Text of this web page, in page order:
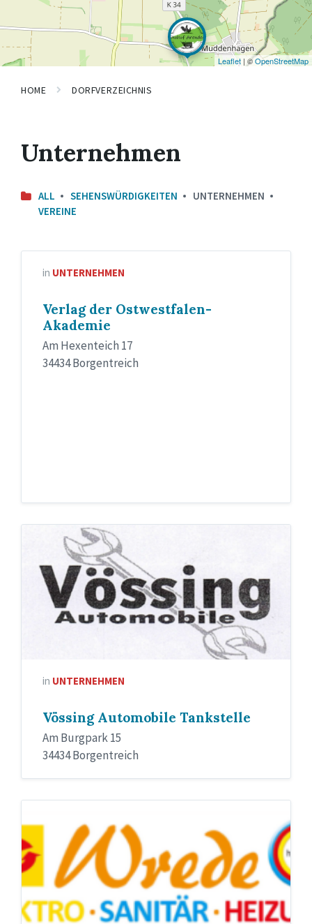
Leaflet | ©OpenStreetMap
HOME DORFVERZEICHNIS
Unternehmen
ALL SEHENSWÜRDIGKEITEN
UNTERNEHMEN
VEREINE
in UNTERNEHMEN
Verlag der Ostwestfalen-
Akademie
Am Hexenteich 17
34434 Borgentreich
in UNTERNEHMEN
Vössing Automobile Tankstelle
Am Burgpark 15
34434 Borgentreich